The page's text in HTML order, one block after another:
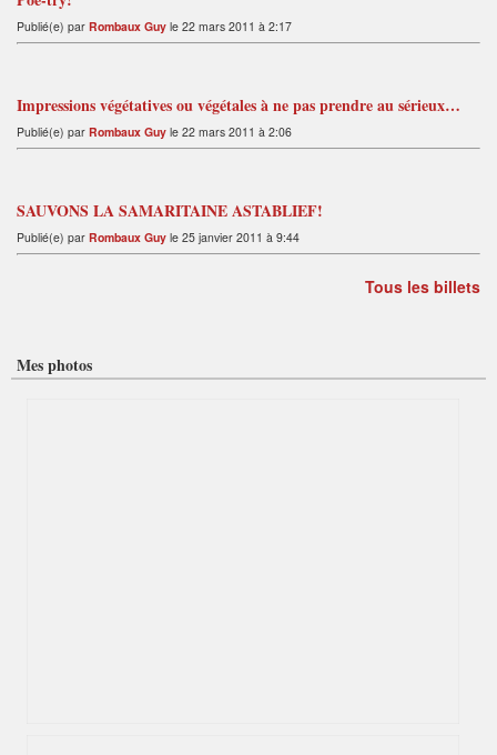
Publié(e) par Rombaux Guy le 22 mars 2011 à 2:17
Impressions végétatives ou végétales à ne pas prendre au sérieux…
Publié(e) par Rombaux Guy le 22 mars 2011 à 2:06
SAUVONS LA SAMARITAINE ASTABLIEF!
Publié(e) par Rombaux Guy le 25 janvier 2011 à 9:44
Tous les billets
Mes photos